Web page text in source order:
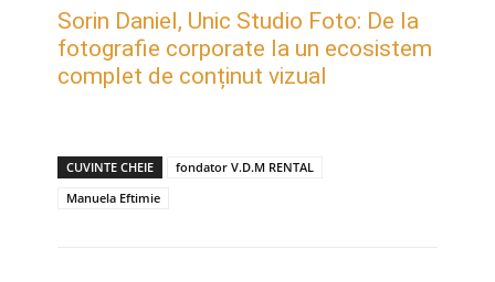
Sorin Daniel, Unic Studio Foto: De la
fotografie corporate la un ecosistem
complet de conținut vizual
CUVINTE CHEIE
fondator V.D.M RENTAL
Manuela Eftimie